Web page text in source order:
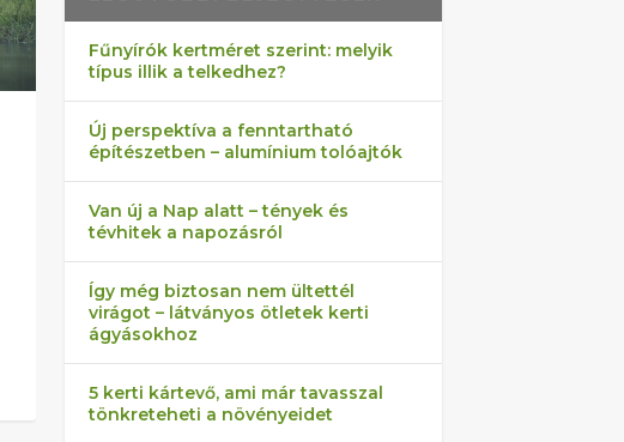
Fűnyírók kertméret szerint: melyik
típus illik a telkedhez?
Új perspektíva a fenntartható
építészetben – alumínium tolóajtók
Van új a Nap alatt – tények és
tévhitek a napozásról
Így még biztosan nem ültettél
virágot – látványos ötletek kerti
ágyásokhoz
5 kerti kártevő, ami már tavasszal
tönkreteheti a növényeidet